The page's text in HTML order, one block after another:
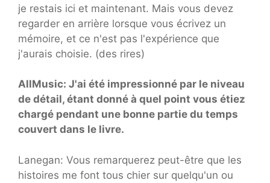
je restais ici et maintenant. Mais vous devez
regarder en arrière lorsque vous écrivez un
mémoire, et ce n'est pas l'expérience que
j'aurais choisie. (des rires)
AllMusic: J'ai été impressionné par le niveau
de détail, étant donné à quel point vous étiez
chargé pendant une bonne partie du temps
couvert dans le livre.
Lanegan: Vous remarquerez peut-être que les
histoires me font tous chier sur quelqu'un ou